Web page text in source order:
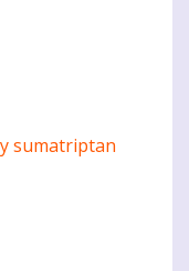
sumatriptan